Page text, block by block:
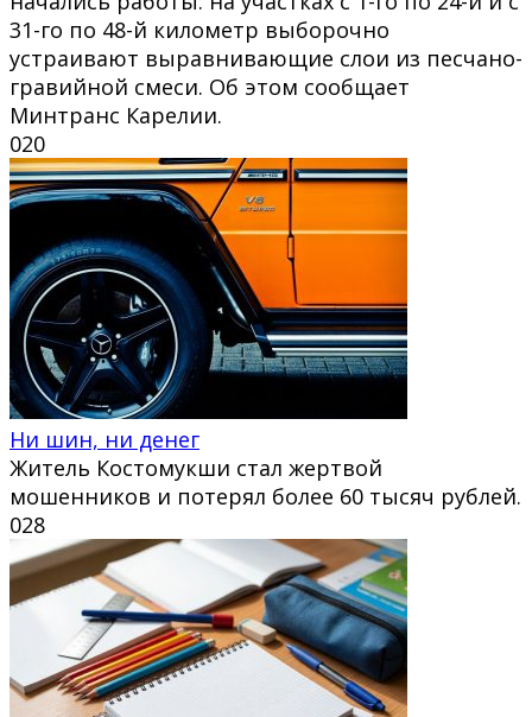
31-го по 48-й километр выборочно
устраивают выравнивающие слои из песчано-
гравийной смеси. Об этом сообщает
Минтранс Карелии.
020
Ни шин, ни денег
Житель Костомукши стал жертвой
мошенников и потерял более 60 тысяч рублей.
028